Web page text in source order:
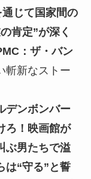
じて国家間の
肯定”が深く
：ザ・バン
斬新なストー
デンボンバー
ろ！映画館が
ぶ男たちで溢
は“守る”と誓